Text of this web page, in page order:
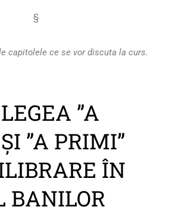
§
capitolele ce se vor discuta la curs.
”A
”A PRIMI”
ÎN
BANILOR